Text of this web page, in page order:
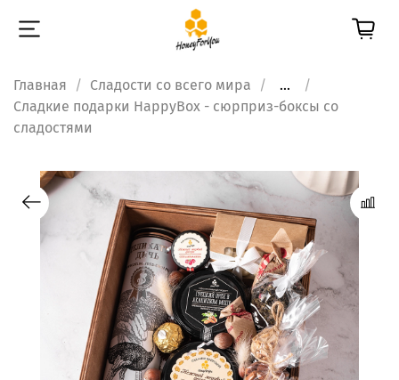
Главная Сладости со всего мира
...
Сладкие подарки HappyBox - сюрприз-боксы со
сладостями